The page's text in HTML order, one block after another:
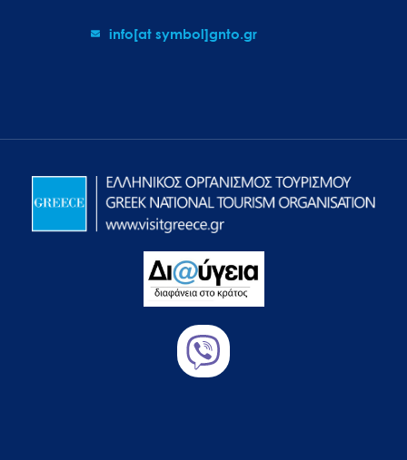
info[at symbol]gnto.gr